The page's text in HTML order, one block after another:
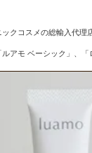
ックコスメの総輸入代理
ルアモ ベーシック」、